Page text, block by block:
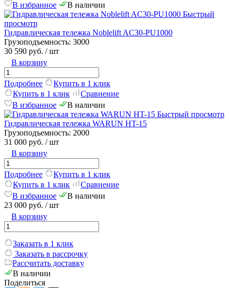
В избранное
В наличии
Быстрый
просмотр
Гидравлическая тележка Noblelift AC30-PU1000
Грузоподъемность: 3000
30 590 руб. / шт
В корзину
Подробнее
Купить в 1 клик
Купить в 1 клик
Сравнение
В избранное
В наличии
Быстрый просмотр
Гидравлическая тележка WARUN HT-15
Грузоподъемность: 2000
31 000 руб. / шт
В корзину
Подробнее
Купить в 1 клик
Купить в 1 клик
Сравнение
В избранное
В наличии
23 000 руб. / шт
В корзину
Заказать в 1 клик
Заказать в рассрочку
Рассчитать доставку
В наличии
Поделиться